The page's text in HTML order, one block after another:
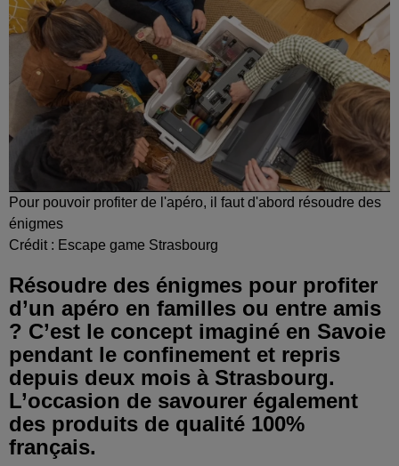
Pour pouvoir profiter de l'apéro, il faut d'abord résoudre des
énigmes
Crédit : Escape game Strasbourg
Résoudre des énigmes pour profiter
d’un apéro en familles ou entre amis
? C’est le concept imaginé en Savoie
pendant le confinement et repris
depuis deux mois à Strasbourg.
L’occasion de savourer également
des produits de qualité 100%
français.